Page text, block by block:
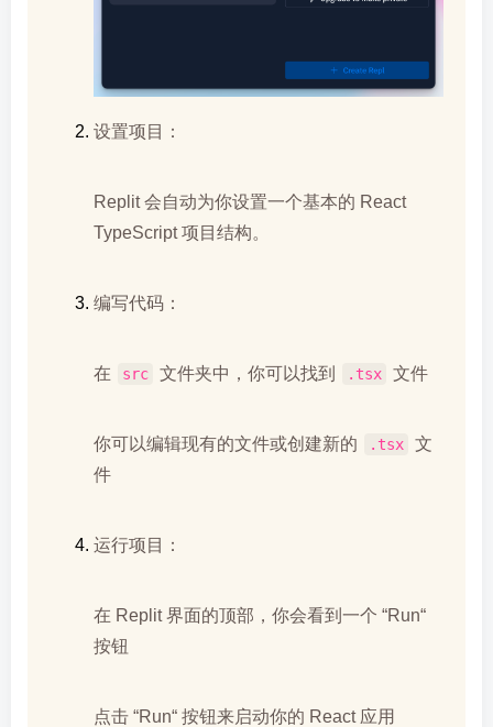
设置项目：
Replit 会自动为你设置一个基本的 React
TypeScript 项目结构。
编写代码：
在 src 文件夹中，你可以找到 .tsx 文件
你可以编辑现有的文件或创建新的 .tsx
文
件
运行项目：
在 Replit 界面的顶部，你会看到一个 “Run“
按钮
点击 “Run“ 按钮来启动你的 React 应用